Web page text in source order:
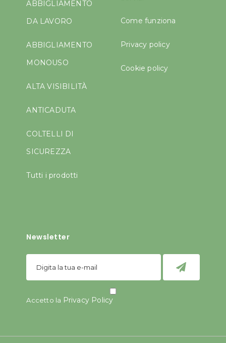
ABBIGLIAMENTO
DA LAVORO
ABBIGLIAMENTO
MONOUSO
ALTA VISIBILITÀ
ANTICADUTA
COLTELLI DI
SICUREZZA
Tutti i prodotti
Come funziona
Privacy policy
Cookie policy
Newsletter
Accetto la Privacy Policy